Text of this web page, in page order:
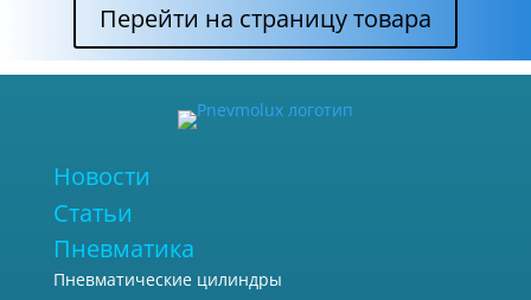
Перейти на страницу товара
Новости
Статьи
Пневматика
Пневматические цилиндры